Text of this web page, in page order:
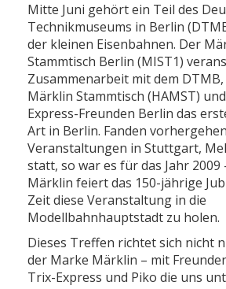
Mitte Juni gehört ein Teil des
Technikmuseums in Berlin
der kleinen Eisenbahnen. Der
Stammtisch Berlin (MIST1)
Zusammenarbeit mit dem
Märklin Stammtisch (HAMST)
Express-Freunden Berlin das
Art in Berlin. Fanden
Veranstaltungen in Stuttgart,
statt, so war es für das Jahr 2009
Märklin feiert das 150-jährige
Zeit diese Veranstaltung in die
Modellbahnhauptstadt zu holen.
Dieses Treffen richtet sich nicht
der Marke Märklin – mit
Trix-Express und Piko die uns